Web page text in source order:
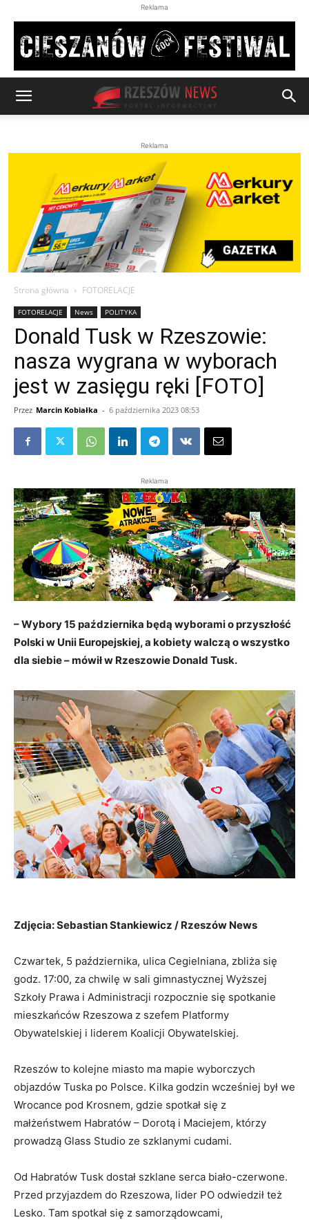
Reklama
Reklama
Strona główna FOTORELACJE
FOTORELACJE News POLITYKA
Donald Tusk w Rzeszowie:
nasza wygrana w wyborach
jest w zasięgu ręki [FOTO]
Przez Marcin Kobiałka - 6 października 2023 08:53
Reklama
– Wybory 15 października będą wyborami o przyszłość
Polski w Unii Europejskiej, a kobiety walczą o wszystko
dla siebie – mówił w Rzeszowie Donald Tusk.
1/77
Zdjęcia: Sebastian Stankiewicz / Rzeszów News
Czwartek, 5 października, ulica Cegielniana, zbliża się
godz. 17:00, za chwilę w sali gimnastycznej Wyższej
Szkoły Prawa i Administracji rozpocznie się spotkanie
mieszkańców Rzeszowa z szefem Platformy
Obywatelskiej i liderem Koalicji Obywatelskiej.
Rzeszów to kolejne miasto ma mapie wyborczych
objazdów Tuska po Polsce. Kilka godzin wcześniej był we
Wrocance pod Krosnem, gdzie spotkał się z
małżeństwem Habratów – Dorotą i Maciejem, którzy
prowadzą Glass Studio ze szklanymi cudami.
Od Habratów Tusk dostał szklane serca biało-czerwone.
Przed przyjazdem do Rzeszowa, lider PO odwiedził też
Lesko. Tam spotkał się z samorządowcami,